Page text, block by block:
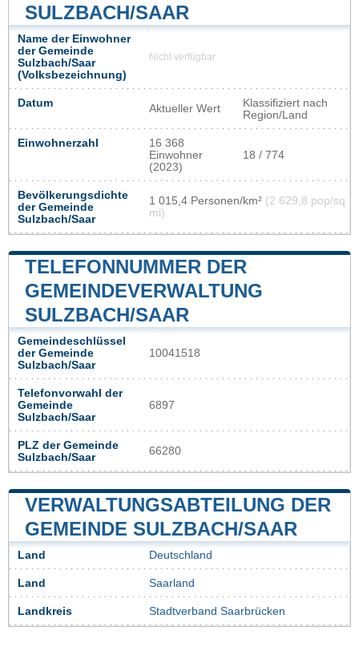
SULZBACH/SAAR
Name der Einwohner
der Gemeinde
Sulzbach/Saar
(Volksbezeichnung)
Nicht verfügbar
Datum Aktueller Wert
Klassifiziert nach
Region/Land
Einwohnerzahl
16 368
Einwohner
(2023)
18 / 774
Bevölkerungsdichte
der Gemeinde
Sulzbach/Saar
1 015,4 Personen/km² (2 629,8 pop/sq
mi)
TELEFONNUMMER DER
GEMEINDEVERWALTUNG
SULZBACH/SAAR
Gemeindeschlüssel
der Gemeinde
Sulzbach/Saar
10041518
Telefonvorwahl der
Gemeinde
Sulzbach/Saar
6897
PLZ der Gemeinde
Sulzbach/Saar
66280
VERWALTUNGSABTEILUNG DER
GEMEINDE SULZBACH/SAAR
Land Deutschland
Land Saarland
Landkreis Stadtverband Saarbrücken